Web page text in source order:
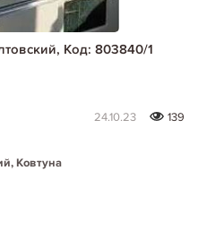
Код: 803840/1
24.10.23
139
Ковтуна